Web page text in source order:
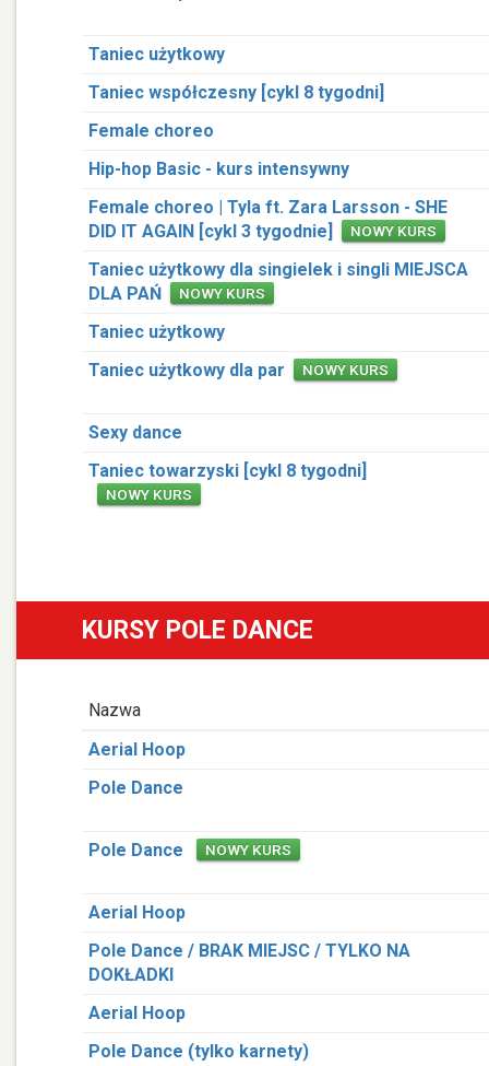
Taniec użytkowy
Taniec współczesny [cykl 8 tygodni]
Female choreo
Hip-hop Basic - kurs intensywny
Female choreo | Tyla ft. Zara Larsson - SHE
DID IT AGAIN [cykl 3 tygodnie]
NOWY KURS
Taniec użytkowy dla singielek i singli MIEJSCA
DLA PAŃ
NOWY KURS
Taniec użytkowy
Taniec użytkowy dla par
NOWY KURS
Sexy dance
Taniec towarzyski [cykl 8 tygodni]
NOWY KURS
KURSY POLE DANCE
Nazwa
Aerial Hoop
Pole Dance
Pole Dance NOWY KURS
Aerial Hoop
Pole Dance / BRAK MIEJSC / TYLKO NA
DOKŁADKI
Aerial Hoop
Pole Dance (tylko karnety)